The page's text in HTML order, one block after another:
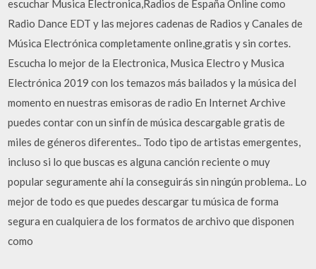
escuchar Musica Electronica,Radios de España Online como
Radio Dance EDT y las mejores cadenas de Radios y Canales de
Música Electrónica completamente online,gratis y sin cortes.
Escucha lo mejor de la Electronica, Musica Electro y Musica
Electrónica 2019 con los temazos más bailados y la música del
momento en nuestras emisoras de radio En Internet Archive
puedes contar con un sinfín de música descargable gratis de
miles de géneros diferentes.. Todo tipo de artistas emergentes,
incluso si lo que buscas es alguna canción reciente o muy
popular seguramente ahí la conseguirás sin ningún problema.. Lo
mejor de todo es que puedes descargar tu música de forma
segura en cualquiera de los formatos de archivo que disponen
como